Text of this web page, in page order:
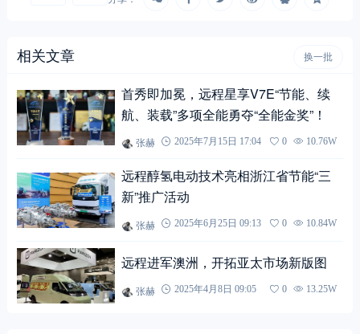
相关文章 换一批
首秀即加冕，远程星享V7E“节能、续
航、装载”多项全能勇夺“全能金奖”！
张赫 2025年7月15日 17:04 0 10.76W
远程醇氢电动技术亮相浙江省节能“三
新”推广活动
张赫 2025年6月25日 09:13 0 10.84W
远程进军澳洲，开拓亚太市场新版图
张赫 2025年4月8日 09:05 0 13.25W